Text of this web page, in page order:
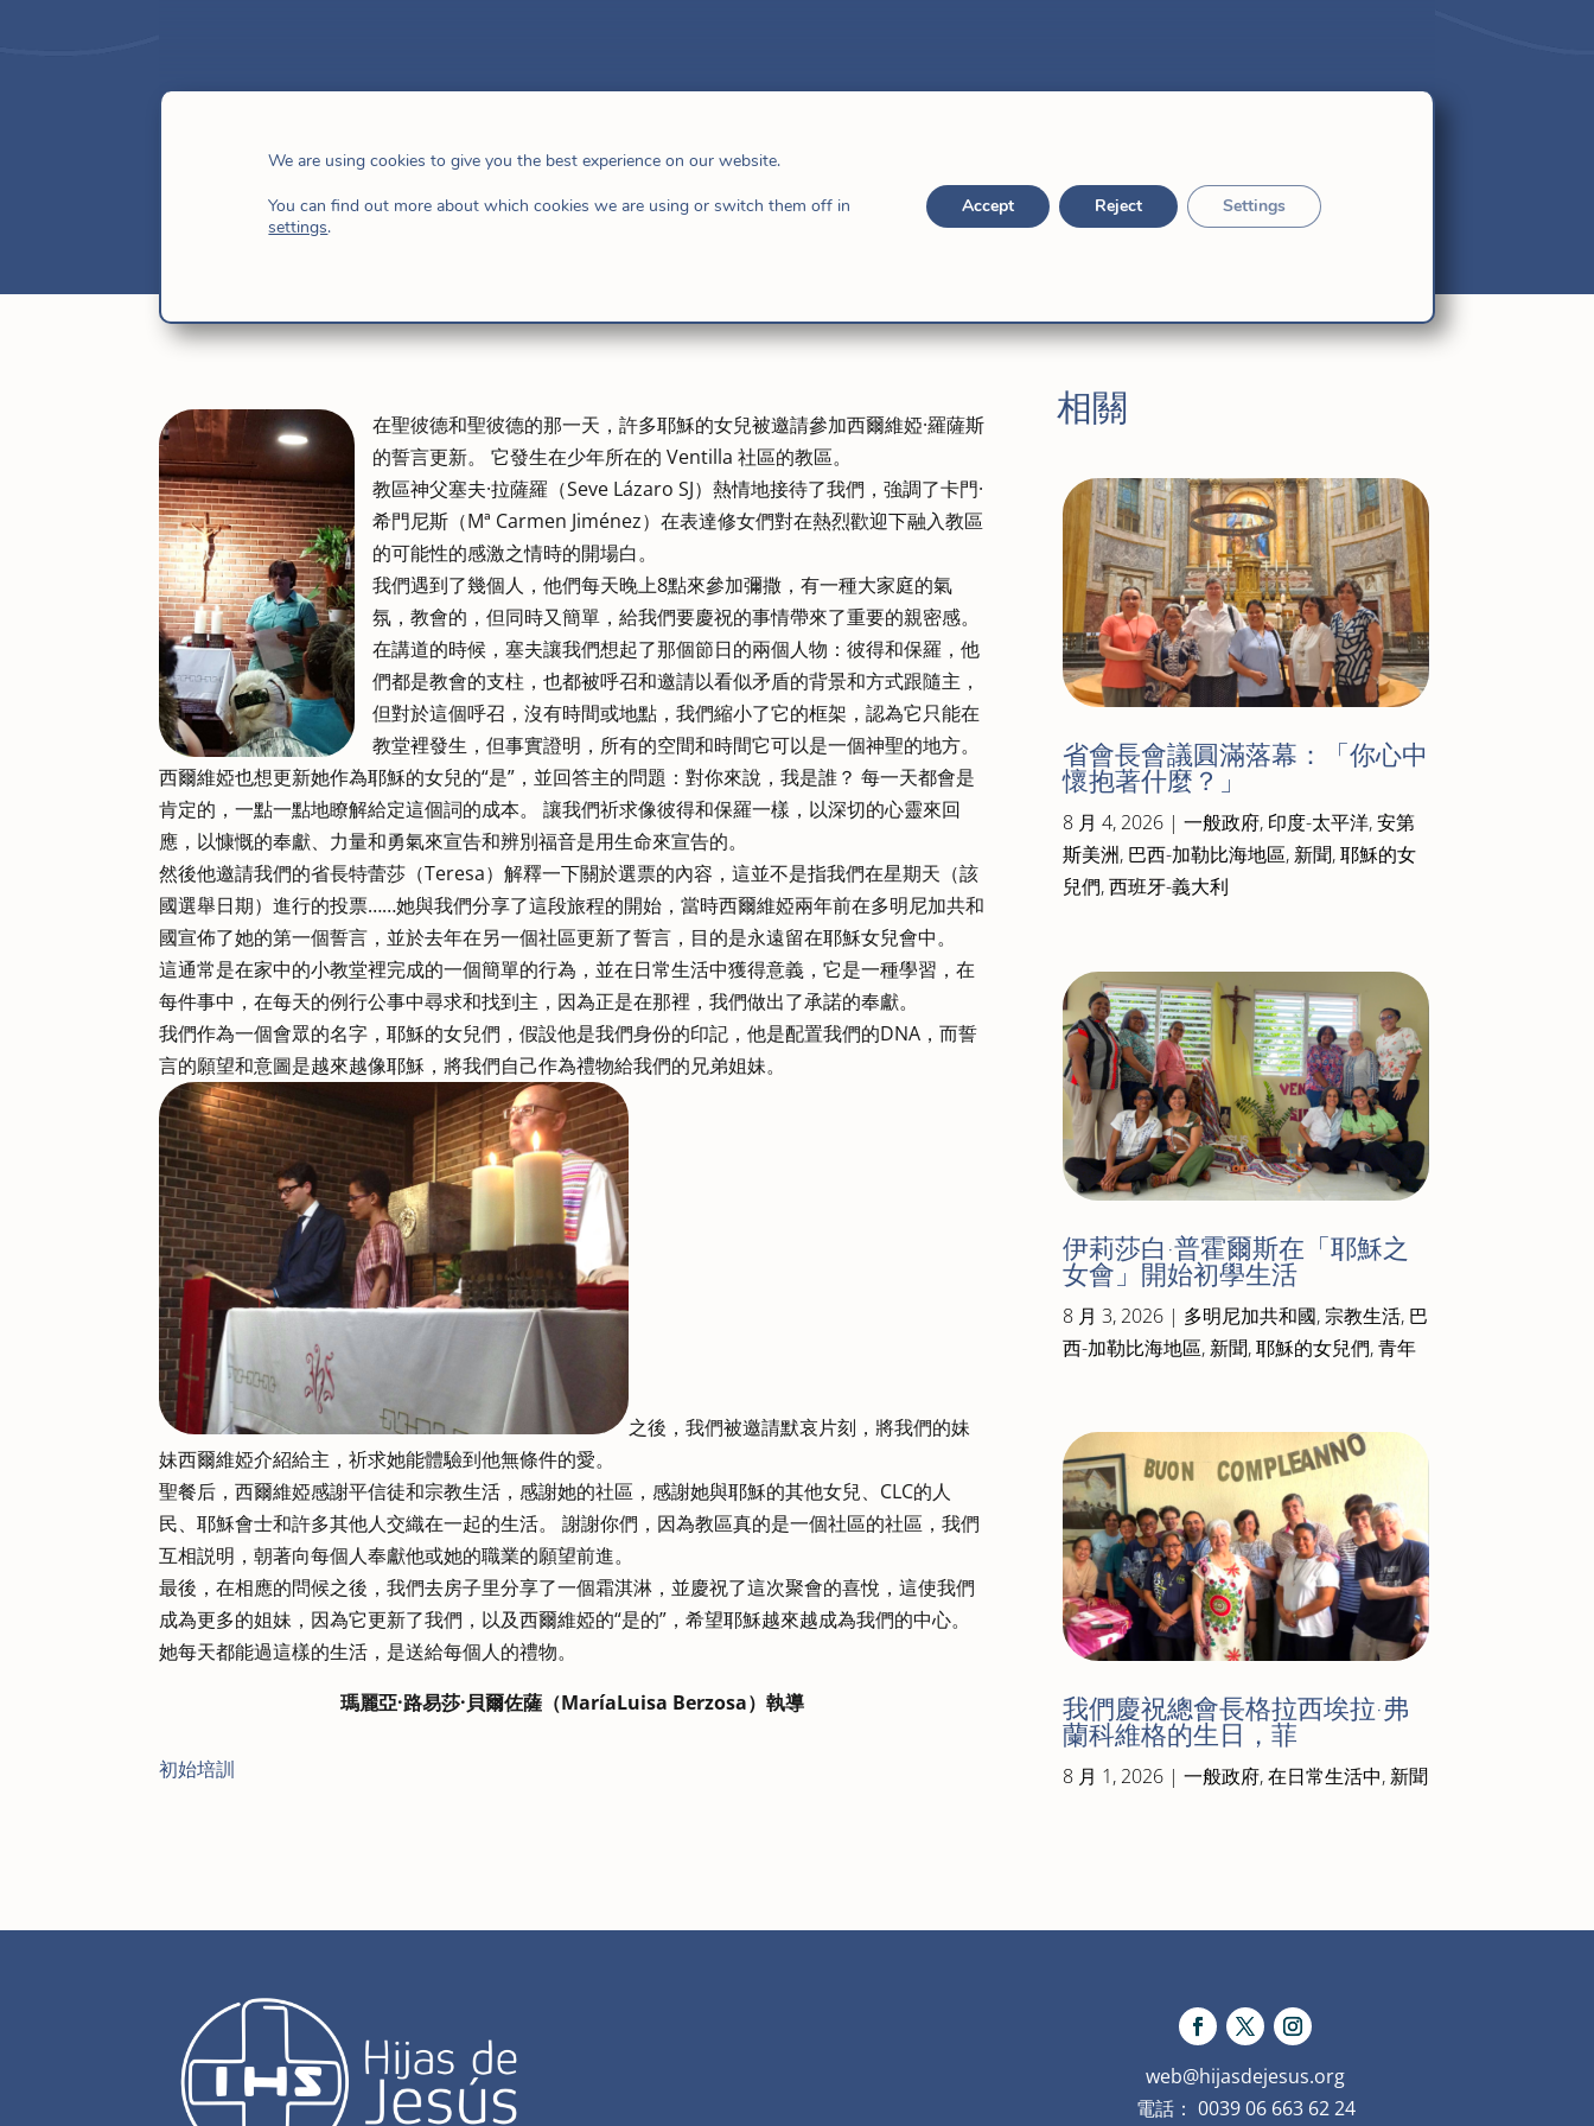
7 月 1, 2016|新聞,耶穌的女兒們,西班牙-義大利
在聖彼德和聖彼德的那一天，許多耶穌的女兒被邀請參加西爾維婭·羅薩斯
的誓言更新。 它發生在少年所在的 Ventilla 社區的教區。
教區神父塞夫·拉薩羅（Seve Lázaro SJ）熱情地接待了我們，強調了卡門·
希門尼斯（Mª Carmen Jiménez）在表達修女們對在熱烈歡迎下融入教區
的可能性的感激之情時的開場白。
我們遇到了幾個人，他們每天晚上8點來參加彌撒，有一種大家庭的氣
氛，教會的，但同時又簡單，給我們要慶祝的事情帶來了重要的親密感。
在講道的時候，塞夫讓我們想起了那個節日的兩個人物：彼得和保羅，他
們都是教會的支柱，也都被呼召和邀請以看似矛盾的背景和方式跟隨主，
但對於這個呼召，沒有時間或地點，我們縮小了它的框架，認為它只能在
教堂裡發生，但事實證明，所有的空間和時間它可以是一個神聖的地方。
西爾維婭也想更新她作為耶穌的女兒的“是”，並回答主的問題：對你來說，我是誰？ 每一天都會是
肯定的，一點一點地瞭解給定這個詞的成本。 讓我們祈求像彼得和保羅一樣，以深切的心靈來回
應，以慷慨的奉獻、力量和勇氣來宣告和辨別福音是用生命來宣告的。
然後他邀請我們的省長特蕾莎（Teresa）解釋一下關於選票的內容，這並不是指我們在星期天（該
國選舉日期）進行的投票……她與我們分享了這段旅程的開始，當時西爾維婭兩年前在多明尼加共和
國宣佈了她的第一個誓言，並於去年在另一個社區更新了誓言，目的是永遠留在耶穌女兒會中。
這通常是在家中的小教堂裡完成的一個簡單的行為，並在日常生活中獲得意義，它是一種學習，在
每件事中，在每天的例行公事中尋求和找到主，因為正是在那裡，我們做出了承諾的奉獻。
我們作為一個會眾的名字，耶穌的女兒們，假設他是我們身份的印記，他是配置我們的DNA，而誓
言的願望和意圖是越來越像耶穌，將我們自己作為禮物給我們的兄弟姐妹。
之後，我們被邀請默哀片刻，將我們的妹
妹西爾維婭介紹給主，祈求她能體驗到他無條件的愛。
聖餐后，西爾維婭感謝平信徒和宗教生活，感謝她的社區，感謝她與耶穌的其他女兒、CLC的人
民、耶穌會士和許多其他人交織在一起的生活。 謝謝你們，因為教區真的是一個社區的社區，我們
互相説明，朝著向每個人奉獻他或她的職業的願望前進。
最後，在相應的問候之後，我們去房子里分享了一個霜淇淋，並慶祝了這次聚會的喜悅，這使我們
成為更多的姐妹，因為它更新了我們，以及西爾維婭的“是的”，希望耶穌越來越成為我們的中心。
她每天都能過這樣的生活，是送給每個人的禮物。
瑪麗亞·路易莎·貝爾佐薩（MaríaLuisa Berzosa）執導
初始培訓
相關
省會長會議圓滿落幕：「你心中
懷抱著什麼？」
8 月 4, 2026| 一般政府, 印度-太平洋,安第
斯美洲, 巴西-加勒比海地區, 新聞,耶穌的女
兒們,西班牙-義大利
伊莉莎白·普霍爾斯在「耶穌之
女會」開始初學生活
8 月 3, 2026| 多明尼加共和國,宗教生活, 巴
西-加勒比海地區, 新聞,耶穌的女兒們,青年
我們慶祝總會長格拉西埃拉·弗
蘭科維格的生日，菲
8 月 1, 2026| 一般政府,在日常生活中, 新聞
web@hijasdejesus.org
電話： 0039 06 663 62 24
We are using cookies to give you the best experience on our website.
You can find out more about which cookies we are using or switch them off in
settings.
Accept Reject Settings